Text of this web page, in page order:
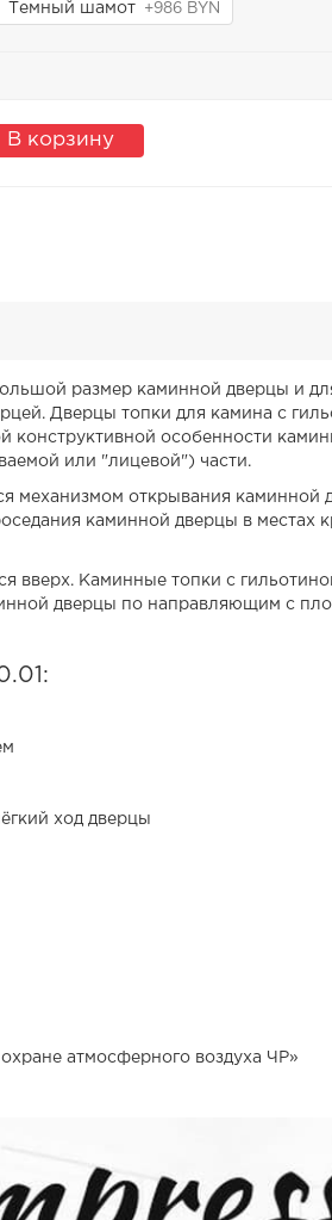
Темный шамот +986 BYN
В корзину
размер каминной дверцы и
Дверцы топки для камина с
конструктивной особенности
или "лицевой") части.
механизмом открывания каминной
каминной дверцы в местах
вверх. Каминные топки с
дверцы по направляющим с
ход дверцы
охране атмосферного воздуха ЧР»